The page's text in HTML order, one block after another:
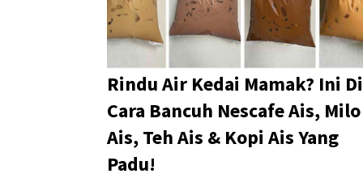
Rindu Air Kedai Mamak? Ini
Cara Bancuh Nescafe Ais, Milo
Ais, Teh Ais & Kopi Ais Yang
Padu!